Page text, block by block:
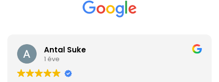
Antal Suke
1 éve